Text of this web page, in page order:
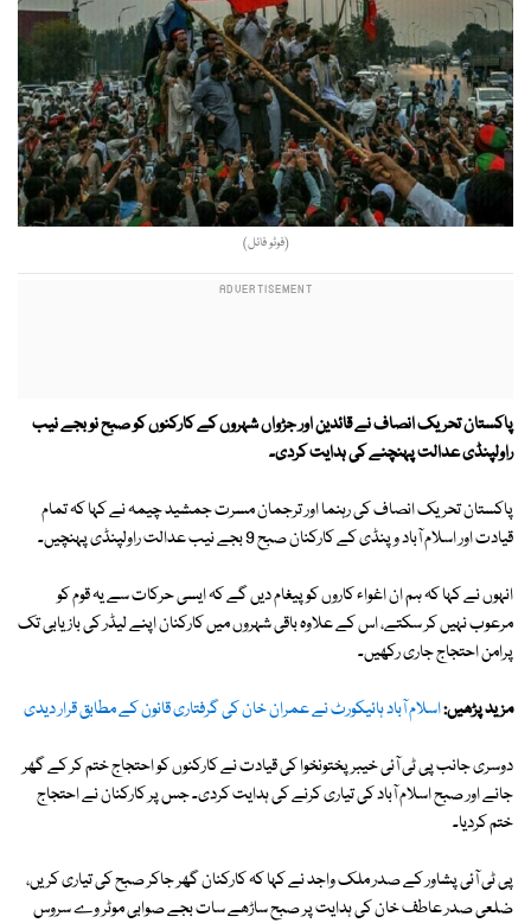
(فوٹو فائل)
پاکستان تحریک انصاف نے قائدین اور جڑواں شہروں کے کارکنوں کو صبح نو بجے نیب
راولپنڈی عدالت پہنچنے کی ہدایت کردی۔
پاکستان تحریک انصاف کی رہنما اور ترجمان مسرت جمشید چیمہ نے کہا کہ تمام
قیادت اور اسلام آباد و پنڈی کے کارکنان صبح 9 بجے نیب عدالت راولپنڈی پہنچیں۔
انہوں نے کہا کہ ہم ان اغواء کاروں کو پیغام دیں گے کہ ایسی حرکات سے یہ قوم کو
مرعوب نہیں کر سکتے، اس کے علاوہ باقی شہروں میں کارکنان اپنے لیڈر کی بازیابی تک
پرامن احتجاج جاری رکھیں۔
مزید پڑھیں:اسلام آباد ہائیکورٹ نے عمران خان کی گرفتاری قانون کے مطابق قرار دیدی
دوسری جانب پی ٹی آئی خیبرپختونخوا کی قیادت نے کارکنوں کو احتجاج ختم کر کے گھر
جانے اور صبح اسلام آباد کی تیاری کرنے کی ہدایت کردی۔ جس پر کارکنان نے احتجاج
ختم کردیا۔
پی ٹی آئی پشاور کے صدر ملک واجد نے کہا کہ کارکنان گھر جاکر صبح کی تیاری کریں،
ضلعی صدر عاطف خان کی ہدایت پر صبح ساڑھے سات بجے صوابی موٹر وے سروس